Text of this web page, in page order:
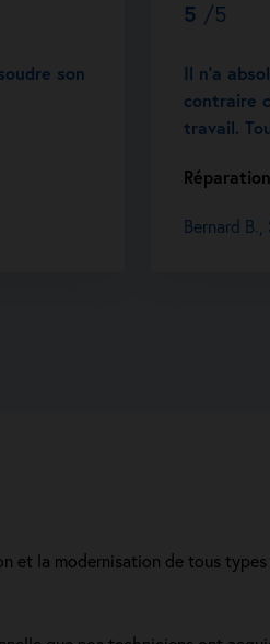
et la modernisation de tous
son
5 /5
Il n’a
contraire
travail.
Bernard